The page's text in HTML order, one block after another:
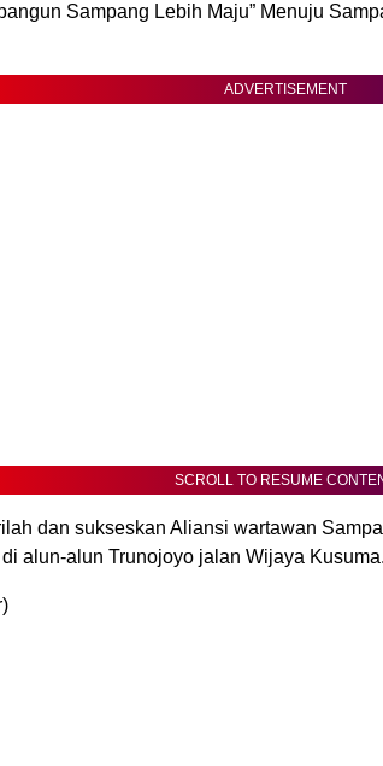
Sampang Lebih Maju” Menuju
ADVERTISEMENT
SCROLL TO RESUME
dan sukseskan Aliansi wartawan
di alun-alun Trunojoyo jalan Wijaya Kusuma.